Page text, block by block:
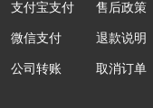
支付宝支付
微信支付
公司转账
售后政策
退款说明
取消订单